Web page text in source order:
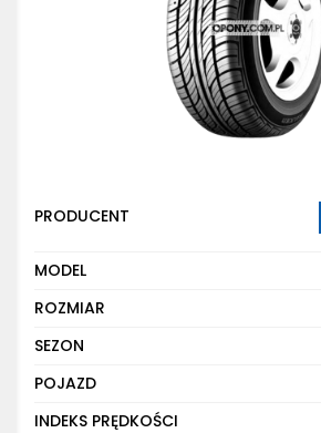
PRODUCENT
MODEL
ROZMIAR
SEZON
POJAZD
INDEKS PRĘDKOŚCI